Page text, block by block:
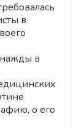
в
в
о его